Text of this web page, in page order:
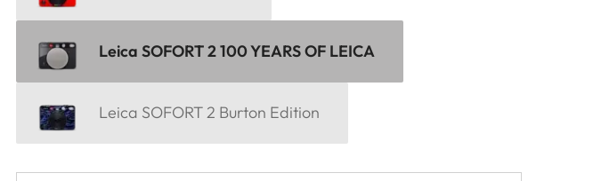
Leica SOFORT 2 100 YEARS OF LEICA
Leica SOFORT 2 Burton Edition